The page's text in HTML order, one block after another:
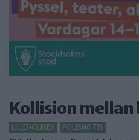
Kollision
LILJEHOLMEN POLISNOTIS